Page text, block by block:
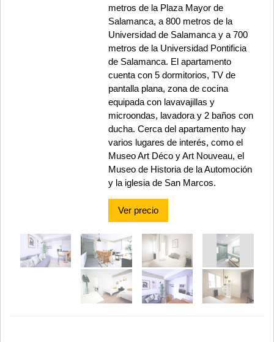
metros de la Plaza Mayor de
Salamanca, a 800 metros de la
Universidad de Salamanca y a 700
metros de la Universidad Pontificia
de Salamanca. El apartamento
cuenta con 5 dormitorios, TV de
pantalla plana, zona de cocina
equipada con lavavajillas y
microondas, lavadora y 2 baños con
ducha. Cerca del apartamento hay
varios lugares de interés, como el
Museo Art Déco y Art Nouveau, el
Museo de Historia de la Automoción
y la iglesia de San Marcos.
Ver precio